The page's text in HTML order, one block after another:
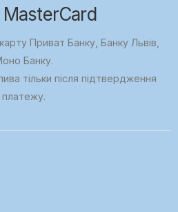
Приват Банку, Банку Львів,
Банку.
тільки після підтвердження
платежу.